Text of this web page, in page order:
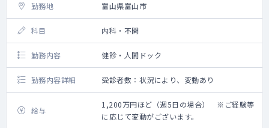
・医学的視点でのデータ抽出業務の支援（デ
データ取得方法の検討、取得済データのレビ
・解析結果の考察
・当社リサーチチームと協力しての論文化
・クライアントへの提案業務のサポート
など
リサーチチームHP：
勤務地 富山県富山市
科目 内科・不問
勤務内容 健診・人間ドック
勤務内容詳細 受診者数：状況により、変動あり
給与
1,200万円ほど（週5日の場合） ※ご経験等
に応じて変動がございます。